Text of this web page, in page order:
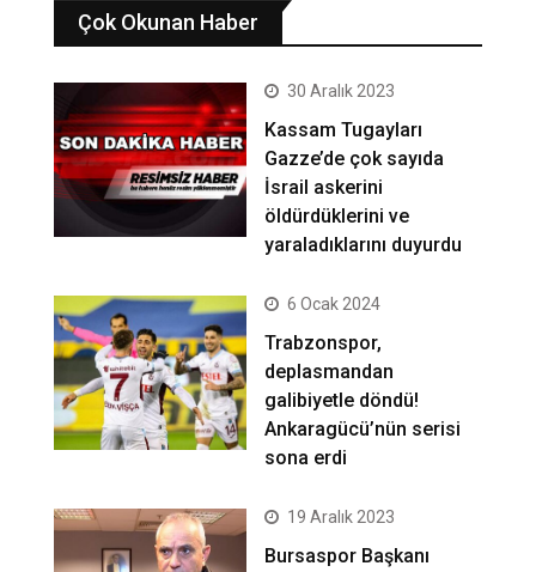
Çok Okunan Haber
30 Aralık 2023
Kassam Tugayları
Gazze’de çok sayıda
İsrail askerini
öldürdüklerini ve
yaraladıklarını duyurdu
6 Ocak 2024
Trabzonspor,
deplasmandan
galibiyetle döndü!
Ankaragücü’nün serisi
sona erdi
19 Aralık 2023
Bursaspor Başkanı